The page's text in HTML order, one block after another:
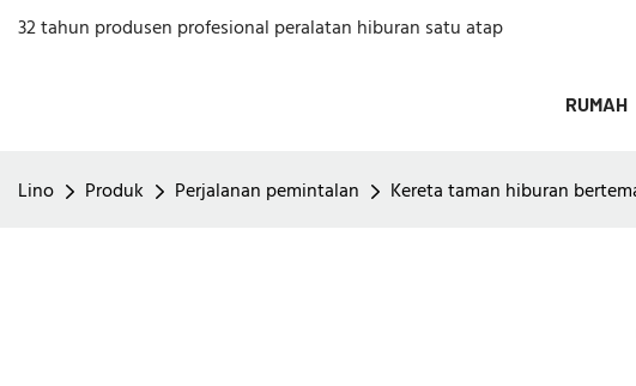
32 tahun produsen profesional peralatan hiburan satu atap
RUMAH
Lino Produk Perjalanan pemintalan Kereta taman hiburan